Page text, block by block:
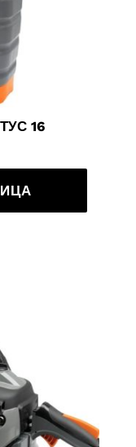
16